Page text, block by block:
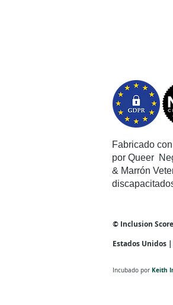
Fabricado
por Queer
& Marrón
© Inclusion
Estados Unidos
Incubado por Keith